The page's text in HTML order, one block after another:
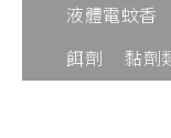
液體電蚊香
餌劑
黏劑